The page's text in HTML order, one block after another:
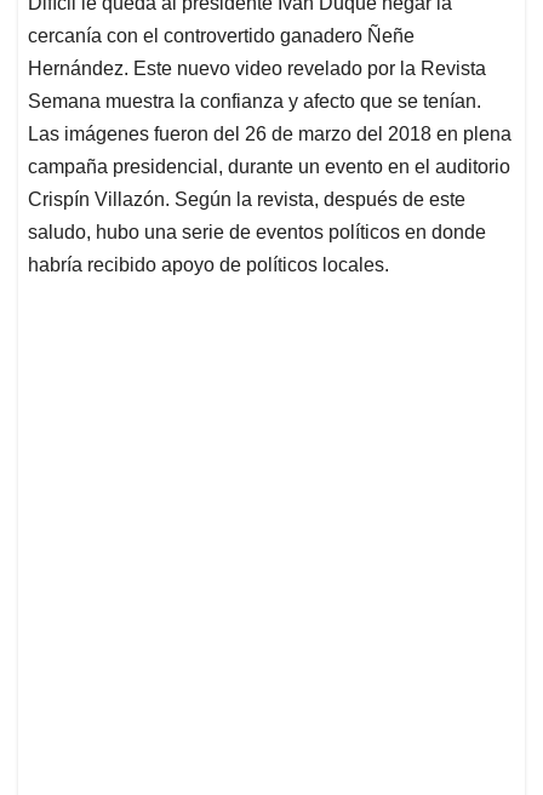
s
A
p
p
b
o
o
k
e
d
I
n
l
a
d
s
cercanía con el controvertido ganadero Ñeñe
Hernández. Este nuevo video revelado por la Revista
Semana muestra la confianza y afecto que se tenían.
Las imágenes fueron del 26 de marzo del 2018 en plena
campaña presidencial, durante un evento en el auditorio
Crispín Villazón. Según la revista, después de este
saludo, hubo una serie de eventos políticos en donde
habría recibido apoyo de políticos locales.